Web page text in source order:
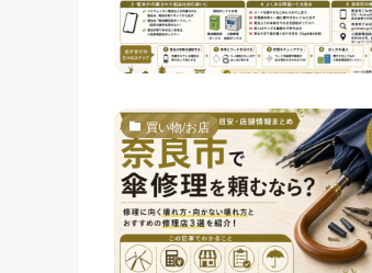
買い物/お店